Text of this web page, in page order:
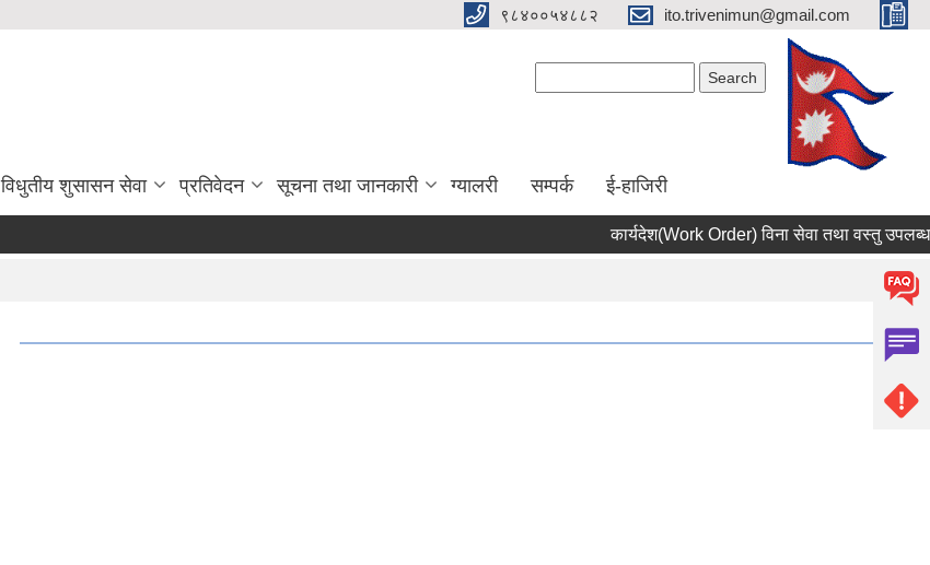
९८४००५४८८२ ito.trivenimun@gmail.com
विधुतीय शुसासन सेवा प्रतिवेदन सूचना तथा जानकारी ग्यालरी सम्पर्क ई-हाजिरी
कार्यदेश(Work Order) विना सेवा तथा वस्तु उपलब्ध